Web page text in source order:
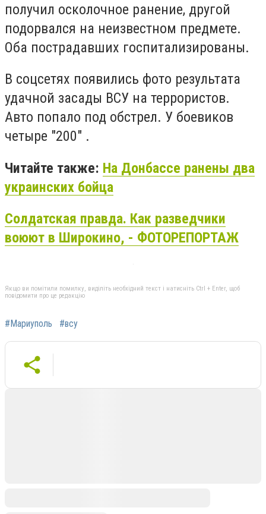
получил осколочное ранение, другой
подорвался на неизвестном предмете.
Оба пострадавших госпитализированы.
В соцсетях появились фото результата
удачной засады ВСУ на террористов.
Авто попало под обстрел. У боевиков
четыре "200" .
Читайте также: На Донбассе ранены два
украинских бойца
Солдатская правда. Как разведчики
воюют в Широкино, - ФОТОРЕПОРТАЖ
Якщо ви помітили помилку, виділіть необхідний текст і натисніть Ctrl + Enter, щоб
повідомити про це редакцію
#Мариуполь #всу